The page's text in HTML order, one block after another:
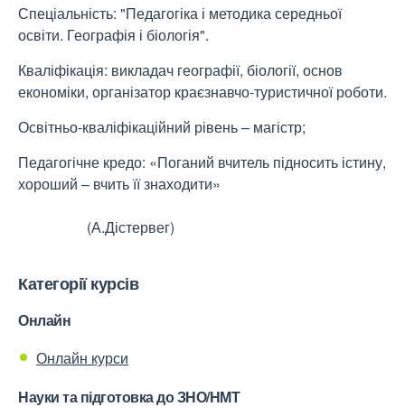
Спеціальність: "Педагогіка і методика середньої
освіти. Географія і біологія".
Кваліфікація: викладач географії, біології, основ
економіки, організатор краєзнавчо-туристичної роботи.
Освітньо-кваліфікаційний рівень – магістр;
Педагогічне кредо: «Поганий вчитель підносить істину,
хороший – вчить її знаходити»
(А.Дістервег)
Категорії курсів
Онлайн
Онлайн курси
Науки та підготовка до ЗНО/НМТ